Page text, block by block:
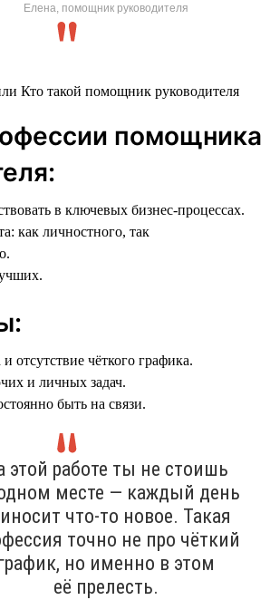
Елена, помощник руководителя
помощника
в ключевых бизнес-процессах.
как личностного, так
отсутствие чёткого графика.
и личных задач.
быть на связи.
этой работе ты не стоишь
месте — каждый день
что-то новое. Такая
точно не про чёткий
но именно в этом
её прелесть.